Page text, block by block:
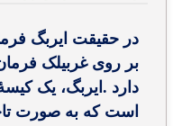
در حقیقت ایربگ
بر روی غربیلک
دارد .ایربگ، یک
است که به صورت